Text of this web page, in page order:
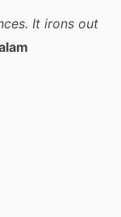
It irons out